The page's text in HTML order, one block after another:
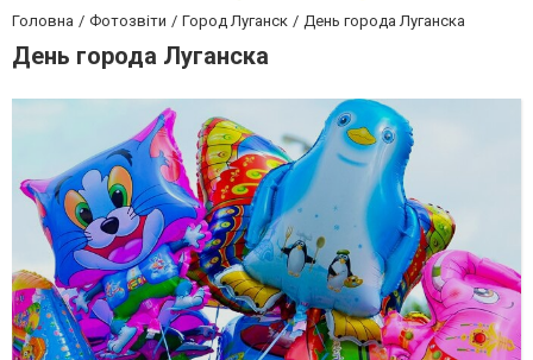
Головна Фотозвіти Город Луганск День города Луганска
День города Луганска